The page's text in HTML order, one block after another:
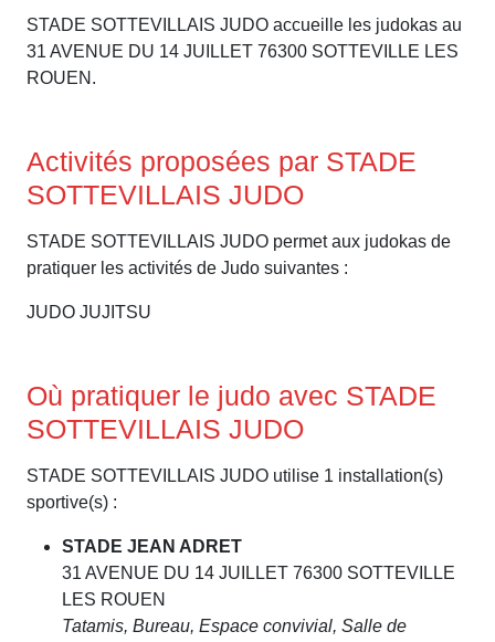
STADE SOTTEVILLAIS JUDO accueille les judokas au
31 AVENUE DU 14 JUILLET 76300 SOTTEVILLE LES
ROUEN.
Activités proposées par STADE
SOTTEVILLAIS JUDO
STADE SOTTEVILLAIS JUDO permet aux judokas de
pratiquer les activités de Judo suivantes :
JUDO JUJITSU
Où pratiquer le judo avec STADE
SOTTEVILLAIS JUDO
STADE SOTTEVILLAIS JUDO utilise 1 installation(s)
sportive(s) :
STADE JEAN ADRET
31 AVENUE DU 14 JUILLET 76300 SOTTEVILLE
LES ROUEN
Tatamis, Bureau, Espace convivial, Salle de